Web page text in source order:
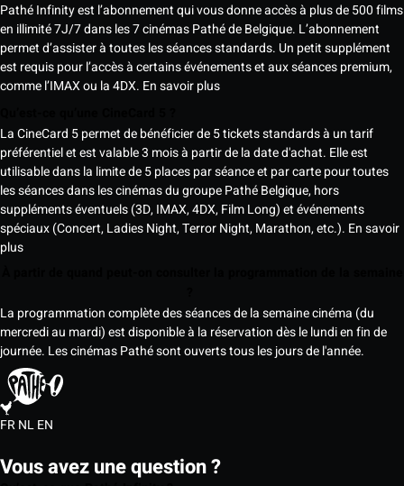
Pathé Infinity est l’abonnement qui vous donne accès à plus de 500 films
en illimité 7J/7 dans les 7 cinémas Pathé de Belgique. L’abonnement
permet d’assister à toutes les séances standards. Un petit supplément
est requis pour l’accès à certains événements et aux séances premium,
comme l’IMAX ou la 4DX. En savoir plus
La CineCard 5 permet de bénéficier de 5 tickets standards à un tarif
préférentiel et est valable 3 mois à partir de la date d'achat. Elle est
utilisable dans la limite de 5 places par séance et par carte pour toutes
les séances dans les cinémas du groupe Pathé Belgique, hors
suppléments éventuels (3D, IMAX, 4DX, Film Long) et événements
spéciaux (Concert, Ladies Night, Terror Night, Marathon, etc.). En savoir
plus
La programmation complète des séances de la semaine cinéma (du
mercredi au mardi) est disponible à la réservation dès le lundi en fin de
journée. Les cinémas Pathé sont ouverts tous les jours de l'année.
FRNLEN
Vous avez une question ?